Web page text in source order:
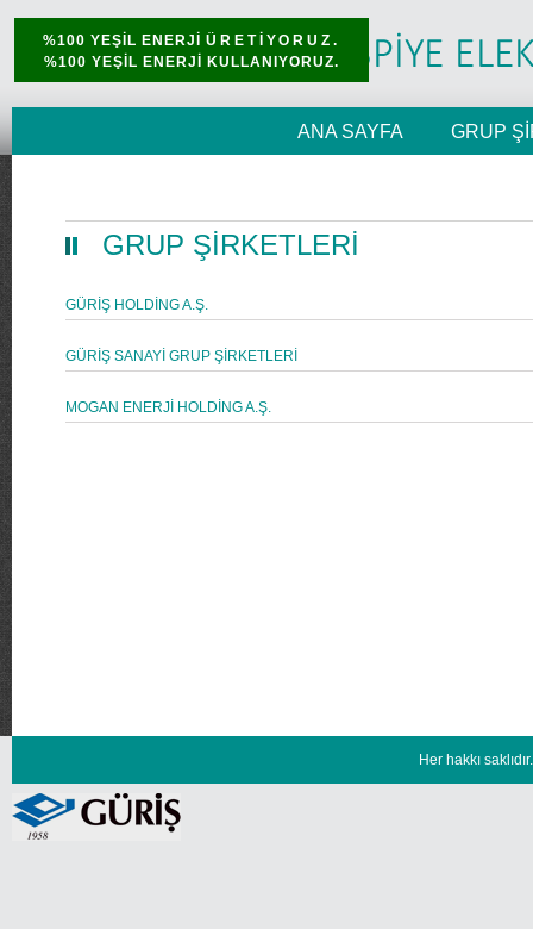
%100 YEŞİL ENERJİÜRETİYORUZ.
%100 YEŞİL ENERJİ KULLANIYORUZ.
ANA SAYFA GRUP
GRUP ŞİRKETLERİ
GÜRİŞ HOLDİNG A.Ş.
GÜRİŞ SANAYİ GRUP ŞİRKETLERİ
MOGAN ENERJİ HOLDİNG A.Ş.
Her hakkı